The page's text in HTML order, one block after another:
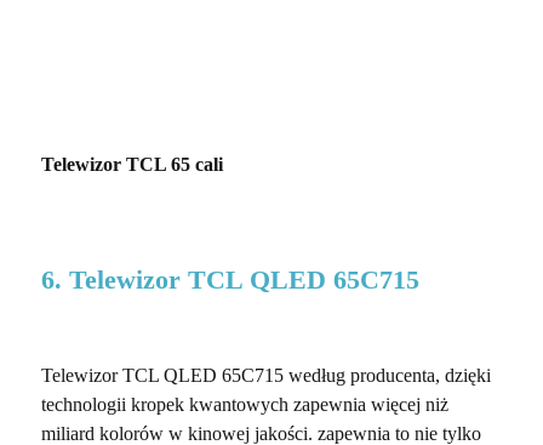
Telewizor TCL 65 cali
6. Telewizor TCL QLED 65C715
Telewizor TCL QLED 65C715 według producenta, dzięki
technologii kropek kwantowych zapewnia więcej niż
miliard kolorów w kinowej jakości. zapewnia to nie tylko